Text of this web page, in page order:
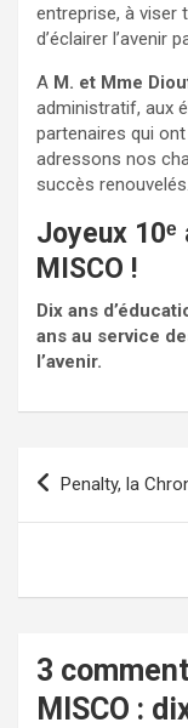
entreprise, à viser
d’éclairer l’avenir
A M. et Mme
administratif, aux
partenaires qui
adressons nos
succès renouvelés.
Joyeux 10ᵉ
MISCO !
Dix ans
ans au service
l’avenir.
Navigation
de
Penalty, la
3
MISCO :